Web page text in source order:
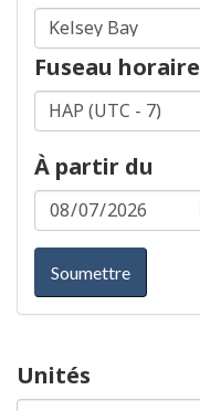
Fuseau horaire
À partir du
Soumettre
Unités